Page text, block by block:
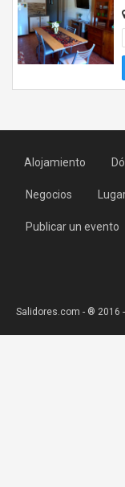
Alojamiento
Negocios
Publicar un evento
Salidores.com - ® 2016